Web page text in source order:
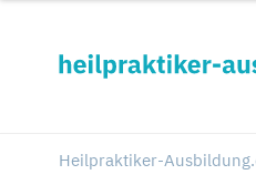
Heilpraktiker-